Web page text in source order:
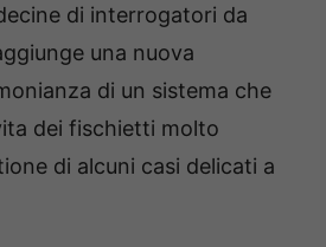
di interrogatori da
una nuova
di un sistema che
dei fischietti molto
di alcuni casi delicati a